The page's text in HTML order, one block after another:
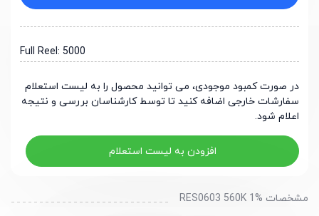
Full Reel: 5000
در صورت کمبود موجودی، می توانید محصول را به لیست استعلام
سفارشات خارجی اضافه کنید تا توسط کارشناسان بررسی و نتیجه
اعلام شود.
افزودن به لیست استعلام
مشخصات RES0603 560K 1%